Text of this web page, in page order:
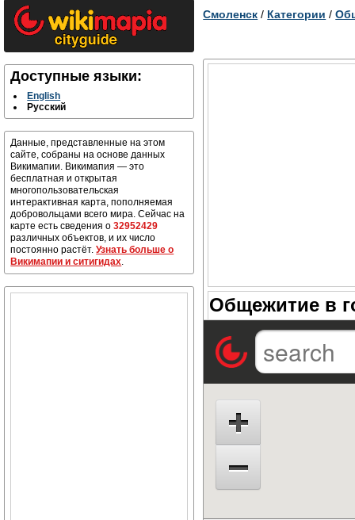
Доступные языки:
English
Русский
Данные, представленные на этом
сайте, собраны на основе данных
Викимапии. Викимапия — это
бесплатная и открытая
многопользовательская
интерактивная карта, пополняемая
добровольцами всего мира. Сейчас на
карте есть сведения о32952429
различных объектов, и их число
постоянно растёт.Узнать больше о
Викимапии и ситигидах.
Смоленск / Категории /
Общежитие в